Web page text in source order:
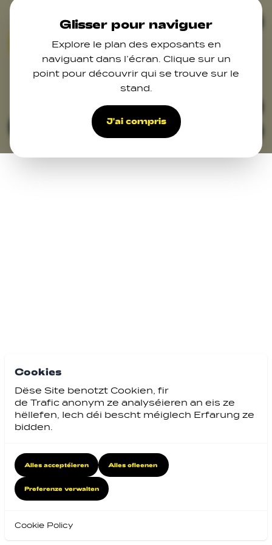
Skip to main content
Cookies
Dëse Site benotzt Cookien, fir
de Trafic anonym ze analyséieren an eis ze
hëllefen, Iech déi bescht méiglech Erfarung ze
bidden.
Alles acceptéieren Alles ofleenen
Preferenze verwalten
Cookie Policy
Glisser pour naviguer
Explore le plan des exposants en
naviguant dans l’écran. Clique sur un
point pour découvrir qui se trouve sur le
stand.
J'ai compris
32 49
4850